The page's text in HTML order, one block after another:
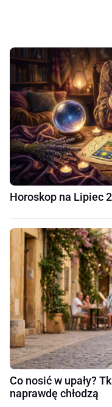
Horoskop na Lipiec
Co nosić w upały?
naprawdę chłodzą